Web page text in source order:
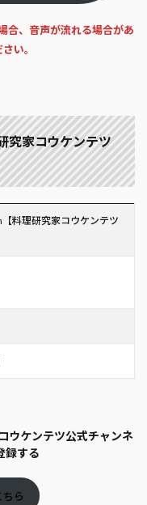
合、音声が流れる場合があ
い。
究家コウケンテツ
料理研究家コウケンテツ
ウケンテツ公式チャンネ
録する
ら